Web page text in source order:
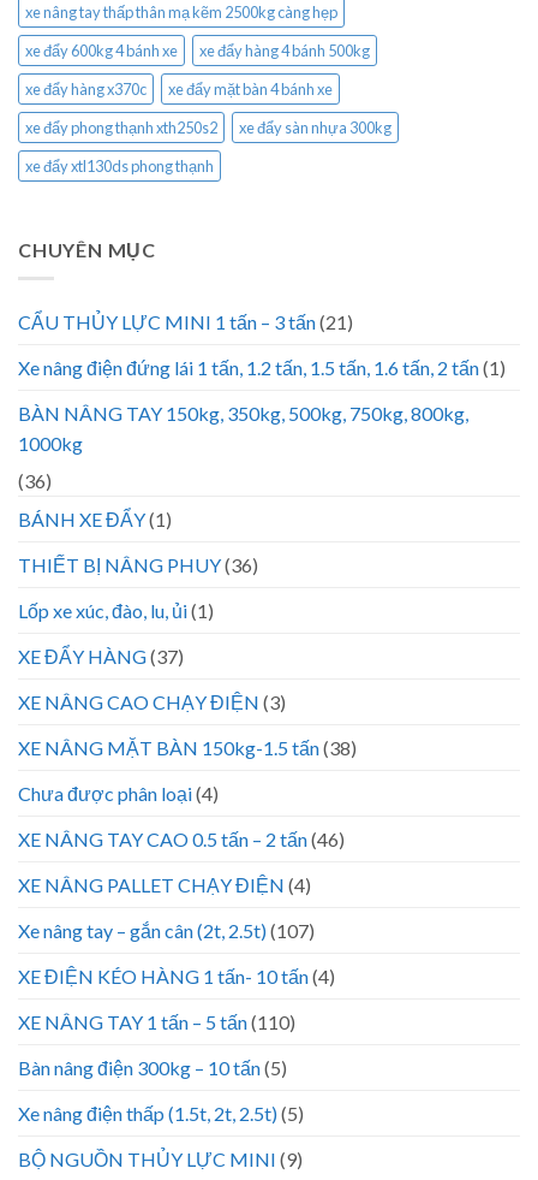
xe nâng tay thấp thân mạ kẽm 2500kg càng hẹp
xe đẩy 600kg 4 bánh xe
xe đẩy hàng 4 bánh 500kg
xe đẩy hàng x370c
xe đẩy mặt bàn 4 bánh xe
xe đẩy phong thạnh xth250s2
xe đẩy sàn nhựa 300kg
xe đẩy xtl130ds phong thạnh
CHUYÊN MỤC
CẨU THỦY LỰC MINI 1 tấn – 3 tấn(21)
Xe nâng điện đứng lái 1 tấn, 1.2 tấn, 1.5 tấn, 1.6 tấn, 2 tấn(1)
BÀN NÂNG TAY 150kg, 350kg, 500kg, 750kg, 800kg,
1000kg
(36)
BÁNH XE ĐẨY(1)
THIẾT BỊ NÂNG PHUY(36)
Lốp xe xúc, đào, lu, ủi(1)
XE ĐẨY HÀNG(37)
XE NÂNG CAO CHẠY ĐIỆN (3)
XE NÂNG MẶT BÀN 150kg-1.5 tấn(38)
Chưa được phân loại(4)
XE NÂNG TAY CAO 0.5 tấn – 2 tấn(46)
XE NÂNG PALLET CHẠY ĐIỆN (4)
Xe nâng tay – gắn cân (2t, 2.5t)(107)
XE ĐIỆN KÉO HÀNG 1 tấn- 10 tấn(4)
XE NÂNG TAY 1 tấn – 5 tấn(110)
Bàn nâng điện 300kg – 10 tấn(5)
Xe nâng điện thấp (1.5t, 2t, 2.5t)(5)
BỘ NGUỒN THỦY LỰC MINI (9)